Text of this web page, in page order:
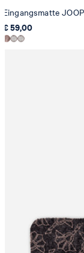
Eingangsmatte
€ 59,00